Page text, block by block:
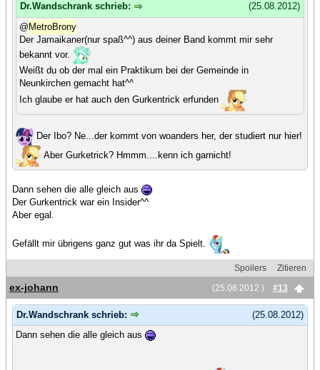
(25.08.2012)
Dr.Wandschrank schrieb:
@ MetroBrony
Der Jamaikaner(nur spaß^^) aus deiner Band kommt mir sehr
bekannt vor.
Weißt du ob der mal ein Praktikum bei der Gemeinde in
Neunkirchen gemacht hat^^
Ich glaube er hat auch den Gurkentrick erfunden
Der Ibo? Ne...der kommt von woanders her, der studiert nur hier!
Aber Gurketrick? Hmmm....kenn ich garnicht!
Dann sehen die alle gleich aus
Der Gurkentrick war ein Insider^^
Aber egal.
Gefällt mir übrigens ganz gut was ihr da Spielt.
Spoilers
Zitieren
(25.08.2012 )
#13
ex-johann
(25.08.2012)
Dr.Wandschrank schrieb:
Dann sehen die alle gleich aus